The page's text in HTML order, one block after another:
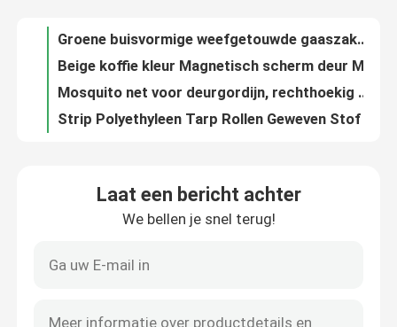
Contacteer ons
Vraag een offerte aan
Magnetisch gaasdeurengordijn
Venster Fly Screen
PE Netto Schaduw
Hotsale Zomerseizoen Gebruik Magnetisch Muggen Net Gordijn Voor Deuren En Vensters
Geweven zak met adembenemend PE-net Knoflookverpakking Rachel-zakken
Laat een bericht achter
We bellen je snel terug!